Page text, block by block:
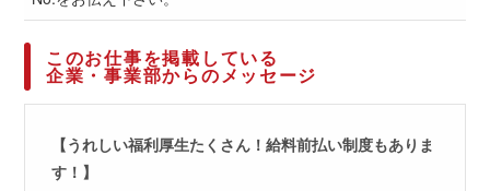
このお仕事を掲載している
企業・事業部からのメッセージ
【うれしい福利厚生たくさん！給料前払い制度もありま
す！】